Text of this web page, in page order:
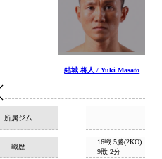
結城 将人 / Yuki Masato
所属ジム
戦歴
16戦 5勝(2KO)
9敗 2分